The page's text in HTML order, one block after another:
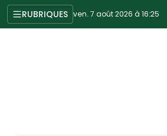
RUBRIQUES ven. 7 août 2026 à 16:25